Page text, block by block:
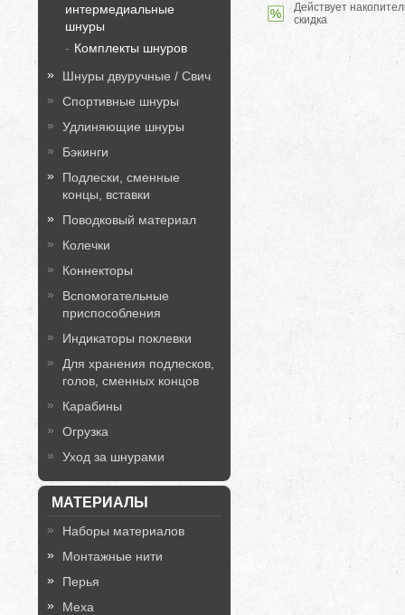
интермедиальные
шнуры
Комплекты шнуров
Шнуры двуручные / Свич
Спортивные шнуры
Удлиняющие шнуры
Бэкинги
Подлески, сменные
концы, вставки
Поводковый материал
Колечки
Коннекторы
Вспомогательные
приспособления
Индикаторы поклевки
Для хранения подлесков,
голов, сменных концов
Карабины
Огрузка
Уход за шнурами
МАТЕРИАЛЫ
Наборы материалов
Монтажные нити
Перья
Меха
Действует
скидка